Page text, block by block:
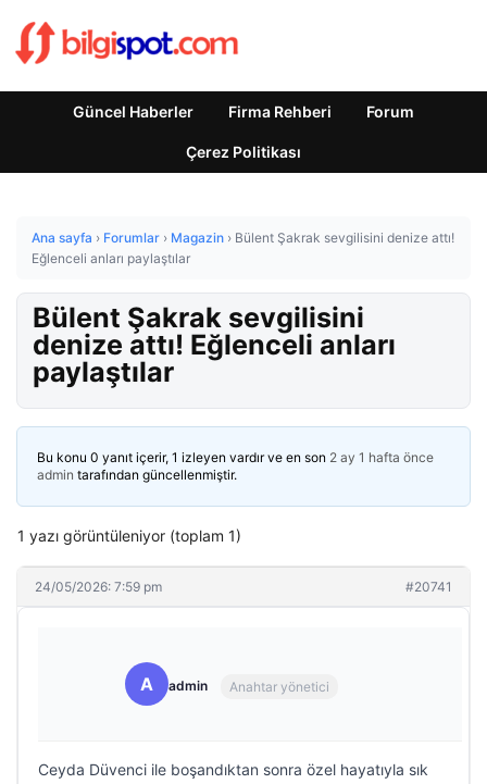
Güncel Haberler Firma Rehberi Forum
Çerez Politikası
Ana sayfa › Forumlar › Magazin › Bülent Şakrak sevgilisini denize attı!
Eğlenceli anları paylaştılar
Bülent Şakrak sevgilisini
denize attı! Eğlenceli anları
paylaştılar
Bu konu 0 yanıt içerir, 1 izleyen vardır ve en son 2 ay 1 hafta önce
admin tarafından güncellenmiştir.
1 yazı görüntüleniyor (toplam 1)
24/05/2026: 7:59 pm #20741
A admin Anahtar yönetici
Ceyda Düvenci ile boşandıktan sonra özel hayatıyla sık